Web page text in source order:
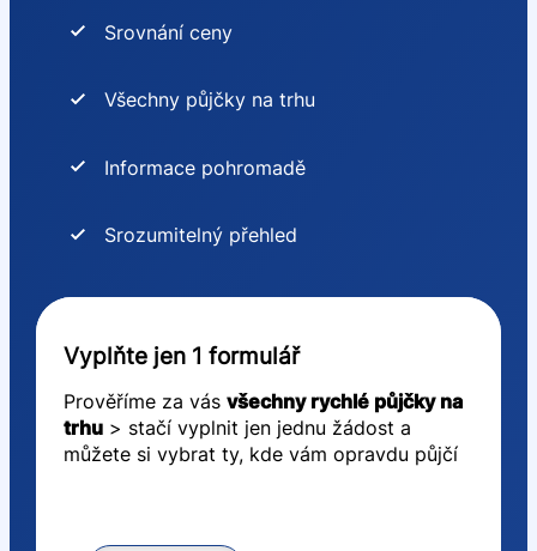
Srovnání ceny
Všechny půjčky na trhu
Informace pohromadě
Srozumitelný přehled
Vyplňte jen 1 formulář
Prověříme za vás všechny rychlé půjčky na
trhu> stačí vyplnit jen jednu žádost a
můžete si vybrat ty, kde vám opravdu půjčí